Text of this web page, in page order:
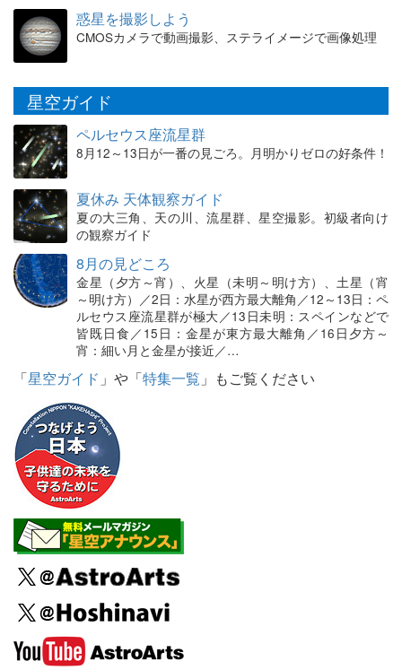
惑星を撮影しよう
CMOSカメラで動画撮影、ステライメージで画像処理
星空ガイド
ペルセウス座流星群
8月12～13日が一番の見ごろ。月明かりゼロの好条件！
夏休み 天体観察ガイド
夏の大三角、天の川、流星群、星空撮影。初級者向け
の観察ガイド
8月の見どころ
金星（夕方～宵）、火星（未明～明け方）、土星（宵
～明け方）／2日：水星が西方最大離角／12～13日：ペ
ルセウス座流星群が極大／13日未明：スペインなどで
皆既日食／15日：金星が東方最大離角／16日夕方～
宵：細い月と金星が接近／…
「星空ガイド 」や「特集一覧 」もご覧ください